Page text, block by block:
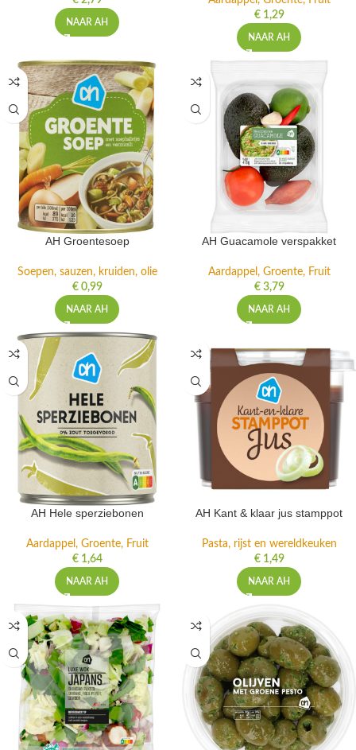
NAAR AH
€1,29
NAAR AH
AH Groentesoep
Soepen, sauzen, kruiden, olie
€0,99
NAAR AH
AH Guacamole verspakket
Aardappel, Groente, Fruit
€3,79
NAAR AH
AH Hele sperziebonen
Aardappel, Groente, Fruit
€1,64
NAAR AH
AH Kant & klaar jus stamppot
Pasta, rijst en wereldkeuken
€1,49
NAAR AH